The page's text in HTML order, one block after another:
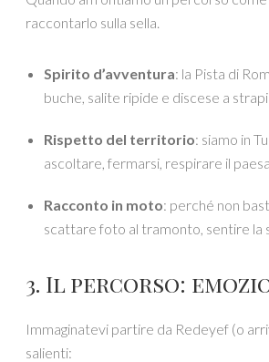
raccontarlo sulla sella.
Spirito d’avventura: la Pista di
buche, salite ripide e discese a
Rispetto del territorio: siamo in
ascoltare, fermarsi, respirare il
Racconto in moto: perché non
scattare foto al tramonto, sentire la
3. Il percorso:
Immaginatevi partire da Redeyef (o
salienti: